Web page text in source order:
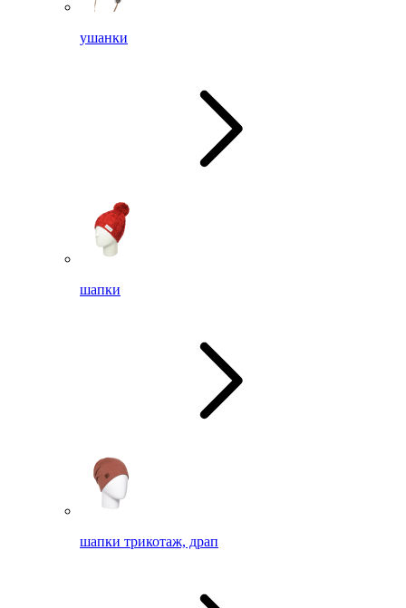
ушанки
шапки
шапки трикотаж, драп